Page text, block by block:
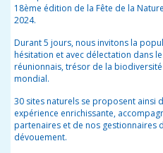
18ème édition de la Fête de la
2024.
Durant 5 jours, nous invitons la
hésitation et avec délectation dans
réunionnais, trésor de la
mondial.
30 sites naturels se proposent ainsi
expérience enrichissante,
partenaires et de nos gestionnaires
dévouement.